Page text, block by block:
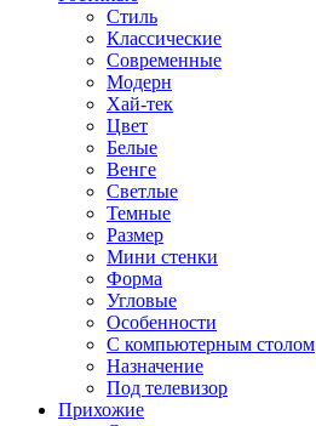
Стиль
Классические
Современные
Модерн
Хай-тек
Цвет
Белые
Венге
Светлые
Темные
Размер
Мини стенки
Форма
Угловые
Особенности
С компьютерным столом
Назначение
Под телевизор
Прихожие